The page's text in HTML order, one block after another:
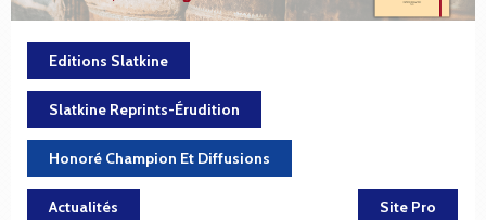
Editions Slatkine
Slatkine Reprints-Érudition
Honoré Champion Et Diffusions
Actualités Site Pro